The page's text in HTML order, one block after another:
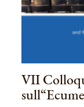
VII